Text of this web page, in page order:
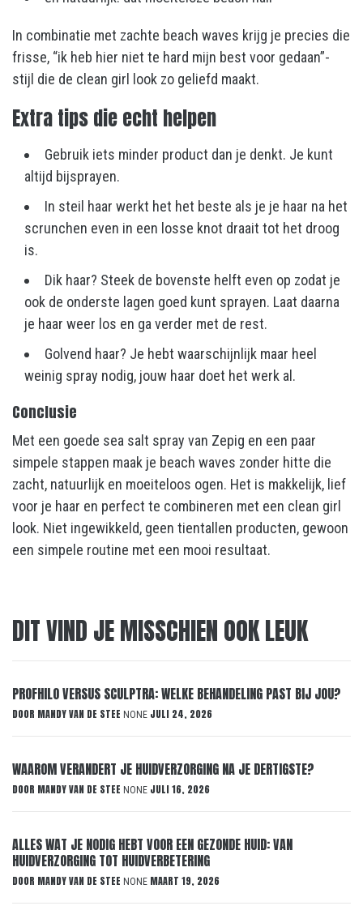
In combinatie met zachte beach waves krijg je precies die
frisse, “ik heb hier niet te hard mijn best voor gedaan”-
stijl die de clean girl look zo geliefd maakt.
Extra tips die echt helpen
Gebruik iets minder product dan je denkt. Je kunt
altijd bijsprayen.
In steil haar werkt het het beste als je je haar na het
scrunchen even in een losse knot draait tot het droog
is.
Dik haar? Steek de bovenste helft even op zodat je
ook de onderste lagen goed kunt sprayen. Laat daarna
je haar weer los en ga verder met de rest.
Golvend haar? Je hebt waarschijnlijk maar heel
weinig spray nodig, jouw haar doet het werk al.
Conclusie
Met een goede sea salt spray van Zepig en een paar
simpele stappen maak je beach waves zonder hitte die
zacht, natuurlijk en moeiteloos ogen. Het is makkelijk, lief
voor je haar en perfect te combineren met een clean girl
look. Niet ingewikkeld, geen tientallen producten, gewoon
een simpele routine met een mooi resultaat.
DIT VIND JE MISSCHIEN OOK LEUK
PROFHILO VERSUS SCULPTRA: WELKE BEHANDELING PAST BIJ JOU?
DOOR MANDY VAN DE STEE NONE JULI 24, 2026
WAAROM VERANDERT JE HUIDVERZORGING NA JE DERTIGSTE?
DOOR MANDY VAN DE STEE NONE JULI 16, 2026
ALLES WAT JE NODIG HEBT VOOR EEN GEZONDE HUID: VAN
HUIDVERZORGING TOT HUIDVERBETERING
DOOR MANDY VAN DE STEE NONE MAART 19, 2026